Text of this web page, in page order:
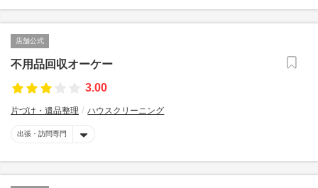
店舗公式
不用品回収オーケー
3.00
片づけ・遺品整理 ハウスクリーニング
出張・訪問専門